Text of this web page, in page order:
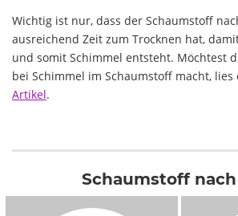
Wichtig ist nur, dass der Schaumstoff
ausreichend Zeit zum Trocknen hat,
und somit Schimmel entsteht. Möchtest
bei Schimmel im Schaumstoff macht, lies
Artikel.
Schaumstoff